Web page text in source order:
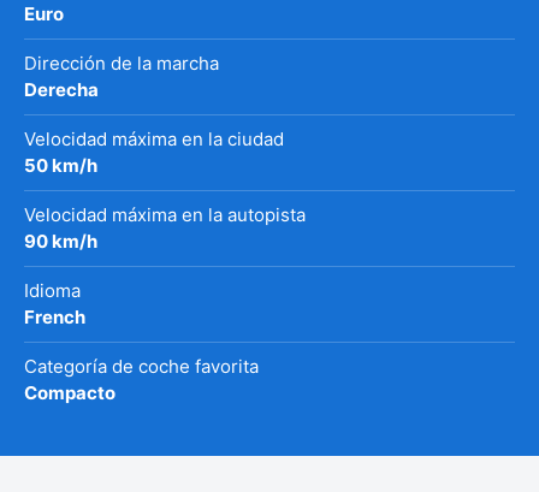
Euro
Dirección de la marcha
Derecha
Velocidad máxima en la ciudad
50 km/h
Velocidad máxima en la autopista
90 km/h
Idioma
French
Categoría de coche favorita
Compacto